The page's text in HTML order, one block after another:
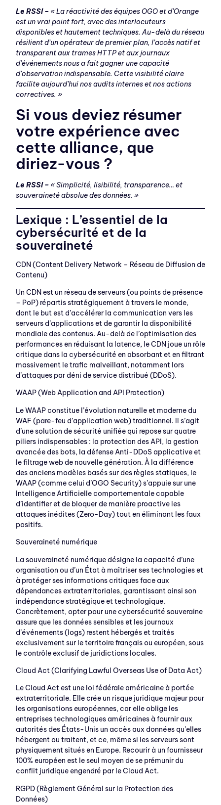
Le RSSI – « La réactivité des équipes OGO et d’Orange
est un vrai point fort, avec des interlocuteurs
disponibles et hautement techniques. Au-delà du réseau
résilient d’un opérateur de premier plan, l’accès natif et
transparent aux trames HTTP et aux journaux
d’événements nous a fait gagner une capacité
d’observation indispensable. Cette visibilité claire
facilite aujourd’hui nos audits internes et nos actions
correctives. »
Si vous deviez résumer
votre expérience avec
cette alliance, que
diriez-vous ?
Le RSSI – « Simplicité, lisibilité, transparence… et
souveraineté absolue des données. »
Lexique : L’essentiel de la
cybersécurité et de la
souveraineté
CDN (Content Delivery Network – Réseau de Diffusion de
Contenu)
Un CDN est un réseau de serveurs (ou points de présence
– PoP) répartis stratégiquement à travers le monde,
dont le but est d’accélérer la communication vers les
serveurs d’applications et de garantir la disponibilité
mondiale des contenus. Au-delà de l’optimisation des
performances en réduisant la latence, le CDN joue un rôle
critique dans la cybersécurité en absorbant et en filtrant
massivement le trafic malveillant, notamment lors
d’attaques par déni de service distribué (DDoS).
WAAP (Web Application and API Protection)
Le WAAP constitue l’évolution naturelle et moderne du
WAF (pare-feu d’application web) traditionnel. Il s’agit
d’une solution de sécurité unifiée qui repose sur quatre
piliers indispensables : la protection des API, la gestion
avancée des bots, la défense Anti-DDoS applicative et
le filtrage web de nouvelle génération. À la différence
des anciens modèles basés sur des règles statiques, le
WAAP (comme celui d’OGO Security) s’appuie sur une
Intelligence Artificielle comportementale capable
d’identifier et de bloquer de manière proactive les
attaques inédites (Zero-Day) tout en éliminant les faux
positifs.
Souveraineté numérique
La souveraineté numérique désigne la capacité d’une
organisation ou d’un État à maîtriser ses technologies et
à protéger ses informations critiques face aux
dépendances extraterritoriales, garantissant ainsi son
indépendance stratégique et technologique.
Concrètement, opter pour une cybersécurité souveraine
assure que les données sensibles et les journaux
d’événements (logs) restent hébergés et traités
exclusivement sur le territoire français ou européen, sous
le contrôle exclusif de juridictions locales.
Cloud Act (Clarifying Lawful Overseas Use of Data Act)
Le Cloud Act est une loi fédérale américaine à portée
extraterritoriale. Elle crée un risque juridique majeur pour
les organisations européennes, car elle oblige les
entreprises technologiques américaines à fournir aux
autorités des États-Unis un accès aux données qu’elles
hébergent ou traitent, et ce, même si les serveurs sont
physiquement situés en Europe. Recourir à un fournisseur
100% européen est le seul moyen de se prémunir du
conflit juridique engendré par le Cloud Act.
RGPD (Règlement Général sur la Protection des
Données)